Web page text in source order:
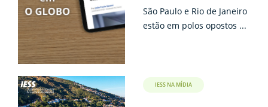
São Paulo e Rio de Janeiro
estão em polos opostos ...
IESS NA MÍDIA